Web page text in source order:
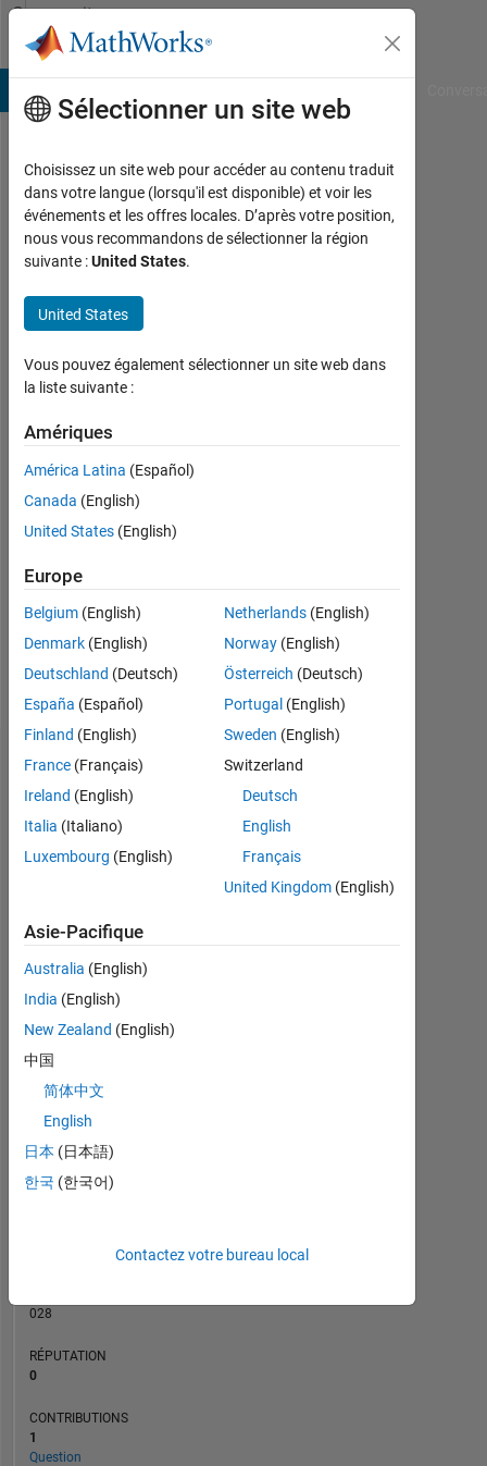
Passer au contenu
Community
Profile
Ori
Ossmy
Last
plus
de 2
y a
Actif
depuis
2023
0
Following:
0
Follow
Tableau de bord
Statistiques
MATLAB Answers
CONTRIBUTIONS L
0
1
028
RÉPUTATION
0
CONTRIBUTIONS
1
Question
Sélectionner un site web
Choisissez un site web pour accéder au contenu traduit
dans votre langue (lorsqu'il est disponible) et voir les
événements et les offres locales. D’après votre position,
nous vous recommandons de sélectionner la région
suivante :United States.
United States
Vous pouvez également sélectionner un site web dans
la liste suivante :
Amériques
América Latina (Español)
Canada (English)
United States (English)
Europe
Belgium (English)
Denmark (English)
Deutschland (Deutsch)
España (Español)
Finland (English)
France (Français)
Ireland (English)
Italia (Italiano)
Luxembourg (English)
Netherlands(English)
Norway(English)
Österreich (Deutsch)
Portugal (English)
Sweden (English)
Switzerland
Deutsch
English
Français
United Kingdom(English)
Asie-Pacifique
Australia (English)
India (English)
New Zealand (English)
中国
简体中文
English
日本 (日本語)
한국 (한국어)
Contactez votre bureau local